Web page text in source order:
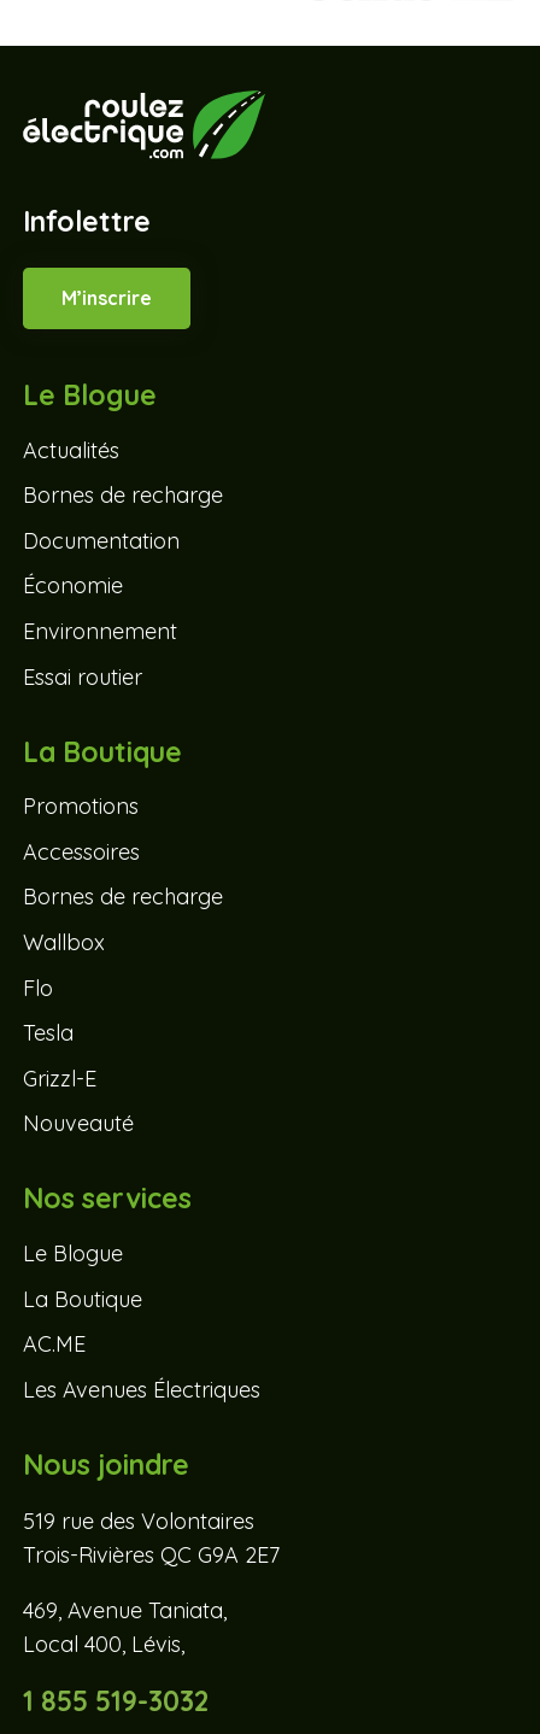
Infolettre
M’inscrire
Le Blogue
Actualités
Bornes de recharge
Documentation
Économie
Environnement
Essai routier
La Boutique
Promotions
Accessoires
Bornes de recharge
Wallbox
Flo
Tesla
Grizzl-E
Nouveauté
Nos services
Le Blogue
La Boutique
AC.ME
Les Avenues Électriques
Nous joindre
519 rue des Volontaires
Trois-Rivières QC G9A 2E7
469, Avenue Taniata,
Local 400, Lévis,
1 855 519-3032